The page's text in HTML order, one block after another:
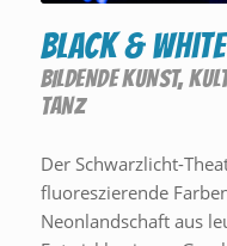
Black & White
BILDENDE KUNST,
TANZ
Der Schwarzlicht-
fluoreszierende
Neonlandschaft aus